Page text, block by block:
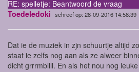
RE: spelletje: Beantwoord de vraag
Toedeledoki schreef op: 28-09-2016 14:58:39
Dat ie de muziek in zjn schuurtje altijd
staat ie zelfs nog aan als ze alweer
dicht grrrmbllll. En als het nou nog